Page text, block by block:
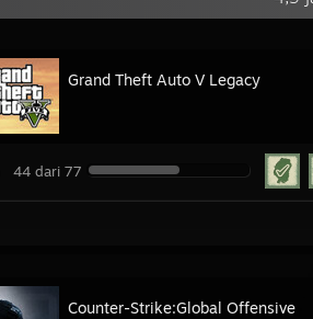
Grand Theft Auto V Legacy
44 dari 77
Counter-Strike:Global Offensive